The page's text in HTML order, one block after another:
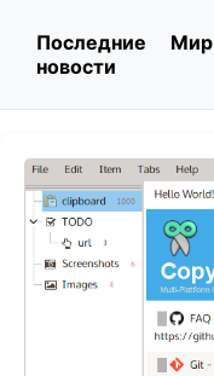
Последние
новости
Мир